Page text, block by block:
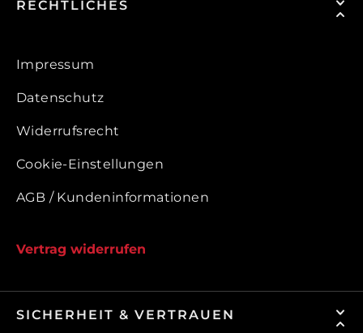
RECHTLICHES
Impressum
Datenschutz
Widerrufsrecht
Cookie-Einstellungen
AGB / Kundeninformationen
Vertrag widerrufen
SICHERHEIT & VERTRAUEN